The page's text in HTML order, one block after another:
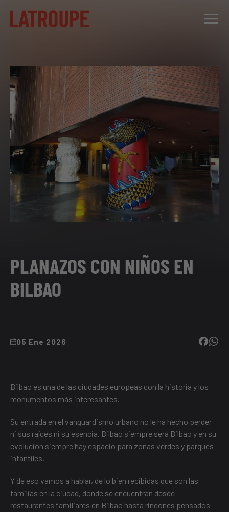
DESTINOS
OFERTAS
CITY STORIES
EVENTOS
GRUPOS
PLANAZOS CON NIÑOS EN
BILBAO
05 Ene 2026
Bilbao es una de las ciudades europeas con la historia y los
monumentos más interesantes.
Su entrada en el vanguardismo urbano no le ha hecho perder
ni sus raíces ni su esencia. Bilbao siempre será Bilbao y en su
evolución siempre hay espacio para zonas verdes y parques
infantiles.
Y de eso vamos a hablar, de lo bien recibidas que son las
familias en la ciudad, donde se encuentran desde
restaurantes familiares en Bilbao hasta rincones pensados